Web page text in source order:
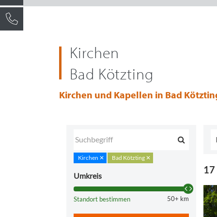
Kirchen
Bad Kötzting
Kirchen und Kapellen in Bad